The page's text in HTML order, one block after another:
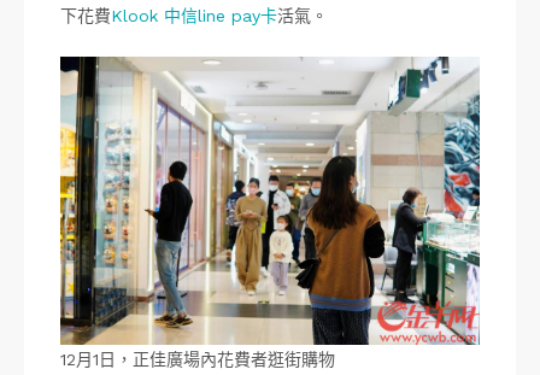
下花費Klook 中信line pay卡活氣。
12月1日，正佳廣場內花費者逛街購物